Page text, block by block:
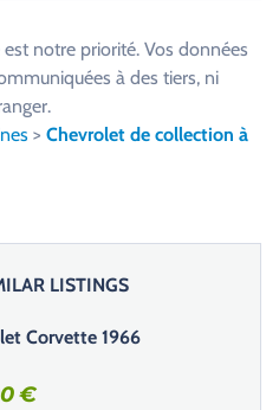
notre priorité. Vos données
à des tiers, ni
> Chevrolet de collection à
LISTINGS
Corvette 1966
€